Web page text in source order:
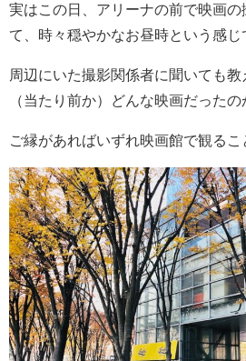
実はこの日、アリーナの前で映画の
て、時々穏やかなお昼時という感じ
周辺にいた撮影関係者に聞いても
（当たり前か）どんな映画だったの
ご縁があればいずれ映画館で観るこ